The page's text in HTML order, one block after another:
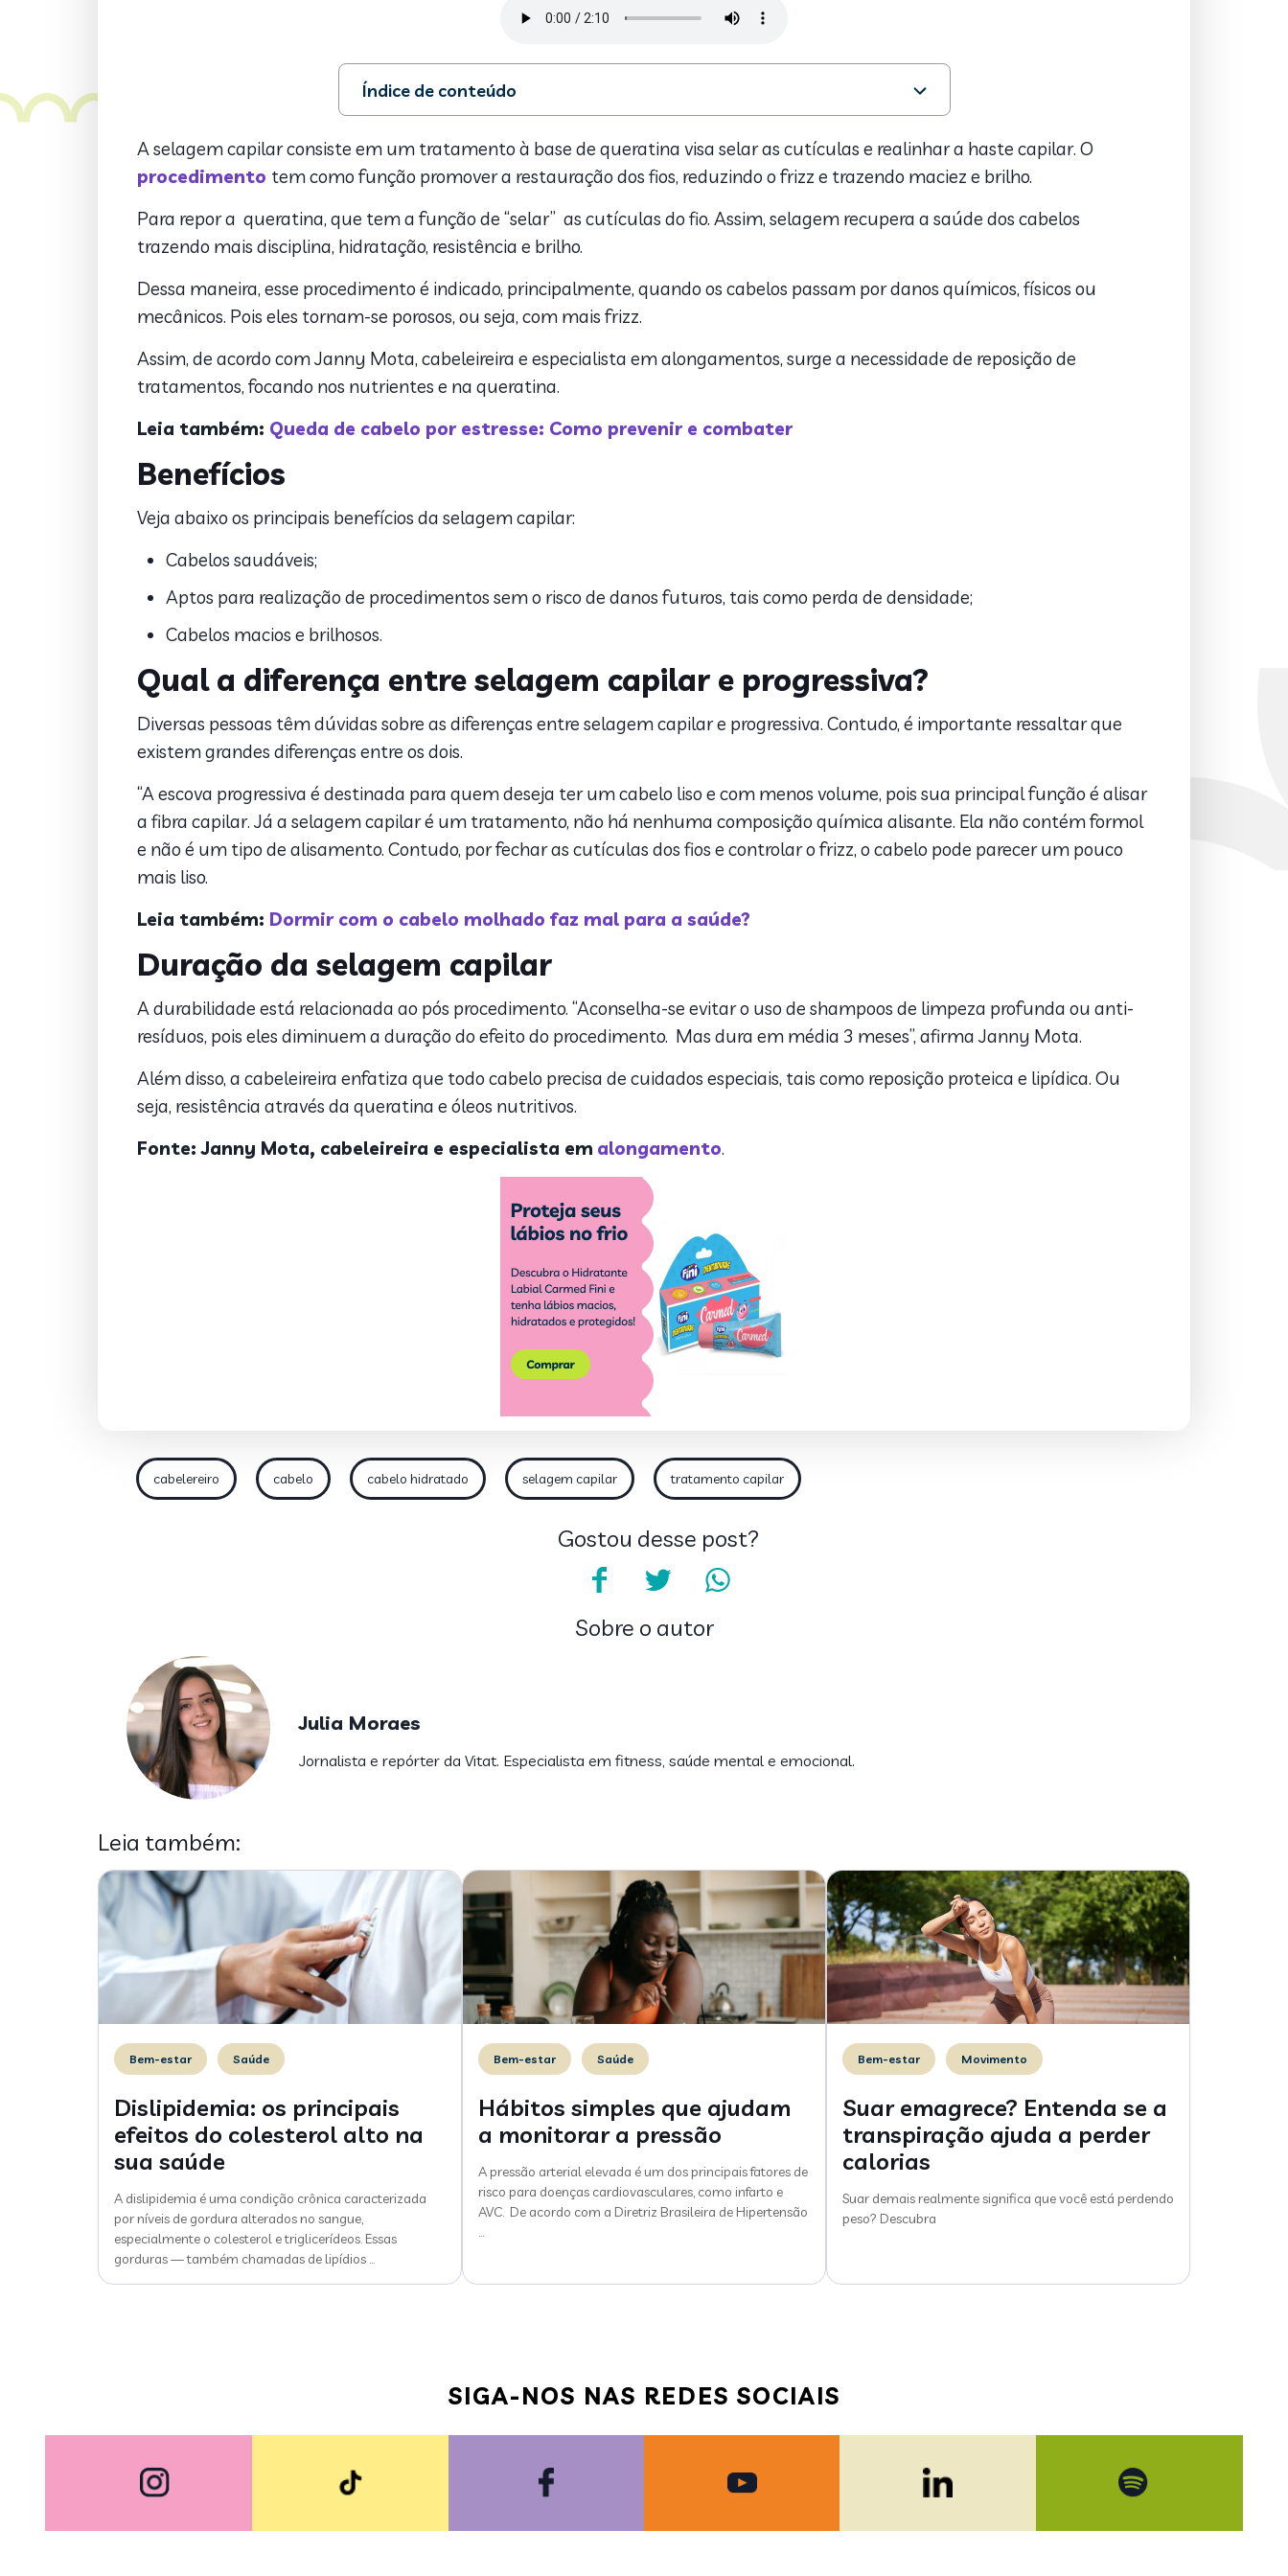
Índice de conteúdo
1. Benefícios
2. Qual a diferença entre selagem capilar e progressiva?
3. Duração da selagem capilar
A selagem capilar consiste em um tratamento à base de queratina visa selar as cutículas e realinhar a haste capilar. O
procedimento tem como função promover a restauração dos fios, reduzindo o frizz e trazendo maciez e brilho.
Para repor a queratina, que tem a função de “selar” as cutículas do fio. Assim, selagem recupera a saúde dos cabelos
trazendo mais disciplina, hidratação, resistência e brilho.
Dessa maneira, esse procedimento é indicado, principalmente, quando os cabelos passam por danos químicos, físicos ou
mecânicos. Pois eles tornam-se porosos, ou seja, com mais frizz.
Assim, de acordo com Janny Mota, cabeleireira e especialista em alongamentos, surge a necessidade de reposição de
tratamentos, focando nos nutrientes e na queratina.
Leia também: Queda de cabelo por estresse: Como prevenir e combater
Benefícios
Veja abaixo os principais benefícios da selagem capilar:
Cabelos saudáveis;
Aptos para realização de procedimentos sem o risco de danos futuros, tais como perda de densidade;
Cabelos macios e brilhosos.
Qual a diferença entre selagem capilar e progressiva?
Diversas pessoas têm dúvidas sobre as diferenças entre selagem capilar e progressiva. Contudo, é importante ressaltar que
existem grandes diferenças entre os dois.
“A escova progressiva é destinada para quem deseja ter um cabelo liso e com menos volume, pois sua principal função é alisar
a fibra capilar. Já a selagem capilar é um tratamento, não há nenhuma composição química alisante. Ela não contém formol
e não é um tipo de alisamento. Contudo, por fechar as cutículas dos fios e controlar o frizz, o cabelo pode parecer um pouco
mais liso.
Leia também: Dormir com o cabelo molhado faz mal para a saúde?
Duração da selagem capilar
A durabilidade está relacionada ao pós procedimento. “Aconselha-se evitar o uso de shampoos de limpeza profunda ou anti-
resíduos, pois eles diminuem a duração do efeito do procedimento. Mas dura em média 3 meses”, afirma Janny Mota.
Além disso, a cabeleireira enfatiza que todo cabelo precisa de cuidados especiais, tais como reposição proteica e lipídica. Ou
seja, resistência através da queratina e óleos nutritivos.
Fonte: Janny Mota, cabeleireira e especialista em alongamento.
cabelereiro cabelo cabelo hidratado selagem capilar tratamento capilar
Gostou desse post?
Sobre o autor
Julia Moraes
Jornalista e repórter da Vitat. Especialista em fitness, saúde mental e emocional.
Leia também:
Bem-estar Saúde
Dislipidemia: os principais
efeitos do colesterol alto na
sua saúde
A dislipidemia é uma condição crônica caracterizada
por níveis de gordura alterados no sangue,
especialmente o colesterol e triglicerídeos. Essas
gorduras — também chamadas de lipídios …
Bem-estar Saúde
Hábitos simples que ajudam
a monitorar a pressão
A pressão arterial elevada é um dos principais fatores de
risco para doenças cardiovasculares, como infarto e
AVC. De acordo com a Diretriz Brasileira de Hipertensão
…
Bem-estar Movimento
Suar emagrece? Entenda se a
transpiração ajuda a perder
calorias
Suar demais realmente significa que você está perdendo
peso? Descubra
SIGA-NOS NAS REDES SOCIAIS